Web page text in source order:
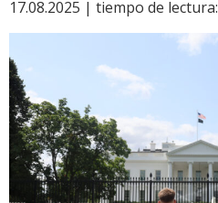
17.08.2025 | tiempo de lectura: